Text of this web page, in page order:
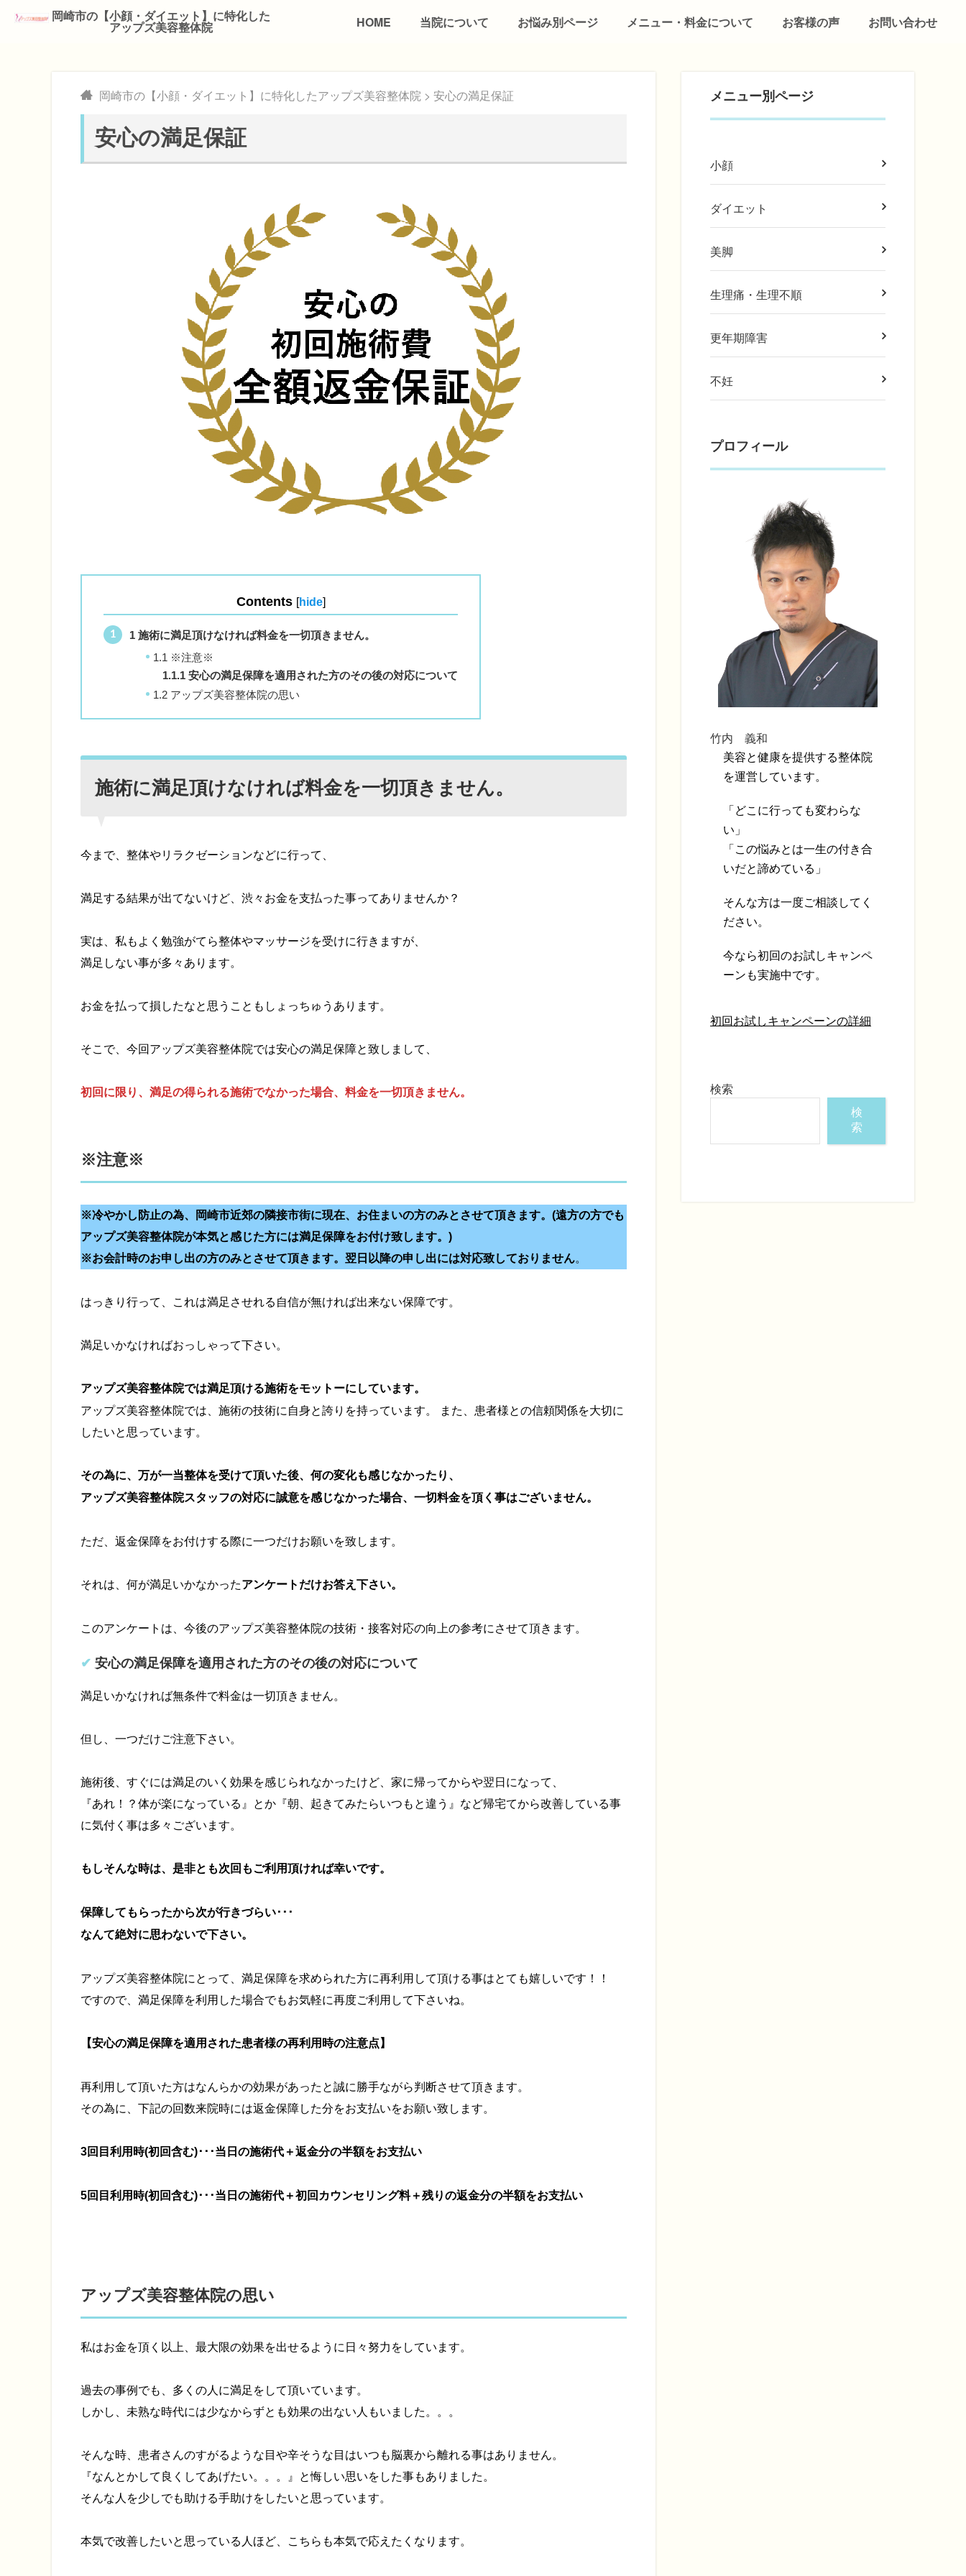
岡崎市の【小顔・ダイエット】に特化した
アップズ美容整体院 HOME 当院について お悩み別ページ メニュー・料金について お客様の声 お問い合わせ
岡崎市の【小顔・ダイエット】に特化したアップズ美容整体院 > 安心の満足保証
安心の満足保証
Contents [hide]
1 施術に満足頂けなければ料金を一切頂きません。
1.1 ※注意※
1.1.1安心の満足保障を適用された方のその後の対応について
1.2アップズ美容整体院の思い
施術に満足頂けなければ料金を一切頂きません。
今まで、整体やリラクゼーションなどに行って、
満足する結果が出てないけど、渋々お金を支払った事ってありませんか？
実は、私もよく勉強がてら整体やマッサージを受けに行きますが、
満足しない事が多々あります。
お金を払って損したなと思うこともしょっちゅうあります。
そこで、今回アップズ美容整体院では安心の満足保障と致しまして、
初回に限り、満足の得られる施術でなかった場合、料金を一切頂きません。
※注意※
※冷やかし防止の為、岡崎市近郊の隣接市街に現在、お住まいの方のみとさせて頂きます。(遠方の方でも
アップズ美容整体院が本気と感じた方には満足保障をお付け致します。)
※お会計時のお申し出の方のみとさせて頂きます。翌日以降の申し出には対応致しておりません。
はっきり行って、これは満足させれる自信が無ければ出来ない保障です。
満足いかなければおっしゃって下さい。
アップズ美容整体院では満足頂ける施術をモットーにしています。
アップズ美容整体院では、施術の技術に自身と誇りを持っています。 また、患者様との信頼関係を大切に
したいと思っています。
その為に、万が一当整体を受けて頂いた後、何の変化も感じなかったり、
アップズ美容整体院スタッフの対応に誠意を感じなかった場合、一切料金を頂く事はございません。
ただ、返金保障をお付けする際に一つだけお願いを致します。
それは、何が満足いかなかったアンケートだけお答え下さい。
このアンケートは、今後のアップズ美容整体院の技術・接客対応の向上の参考にさせて頂きます。
安心の満足保障を適用された方のその後の対応について
満足いかなければ無条件で料金は一切頂きません。
但し、一つだけご注意下さい。
施術後、すぐには満足のいく効果を感じられなかったけど、家に帰ってからや翌日になって、
『あれ！？体が楽になっている』とか『朝、起きてみたらいつもと違う』など帰宅てから改善している事
に気付く事は多々ございます。
もしそんな時は、是非とも次回もご利用頂ければ幸いです。
保障してもらったから次が行きづらい･･･
なんて絶対に思わないで下さい。
アップズ美容整体院にとって、満足保障を求められた方に再利用して頂ける事はとても嬉しいです！！
ですので、満足保障を利用した場合でもお気軽に再度ご利用して下さいね。
【安心の満足保障を適用された患者様の再利用時の注意点】
再利用して頂いた方はなんらかの効果があったと誠に勝手ながら判断させて頂きます。
その為に、下記の回数来院時には返金保障した分をお支払いをお願い致します。
3回目利用時(初回含む)･･･当日の施術代＋返金分の半額をお支払い
5回目利用時(初回含む)･･･当日の施術代＋初回カウンセリング料＋残りの返金分の半額をお支払い
アップズ美容整体院の思い
私はお金を頂く以上、最大限の効果を出せるように日々努力をしています。
過去の事例でも、多くの人に満足をして頂いています。
しかし、未熟な時代には少なからずとも効果の出ない人もいました。。。
そんな時、患者さんのすがるような目や辛そうな目はいつも脳裏から離れる事はありません。
『なんとかして良くしてあげたい。。。』と悔しい思いをした事もありました。
そんな人を少しでも助ける手助けをしたいと思っています。
本気で改善したいと思っている人ほど、こちらも本気で応えたくなります。
メニュー別ページ
小顔
ダイエット
美脚
生理痛・生理不順
更年期障害
不妊
プロフィール
竹内 義和
美容と健康を提供する整体院
を運営しています。
「どこに行っても変わらな
い」
「この悩みとは一生の付き合
いだと諦めている」
そんな方は一度ご相談してく
ださい。
今なら初回のお試しキャンペ
ーンも実施中です。
初回お試しキャンペーンの詳細
検索
検
索